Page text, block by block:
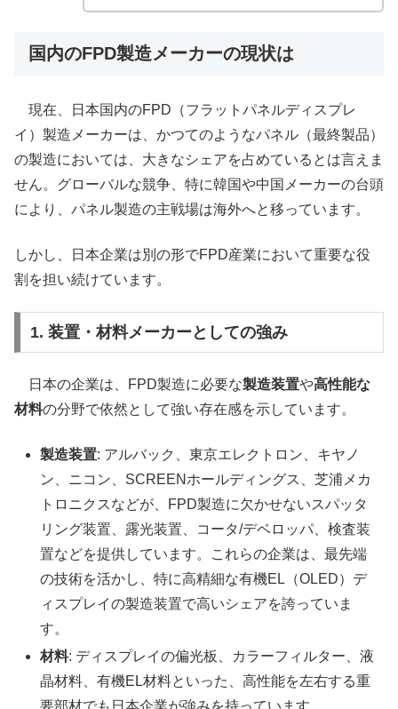
国内のFPD製造メーカーの現状は
現在、日本国内のFPD（フラットパネルディスプレ
イ）製造メーカーは、かつてのようなパネル（最終製品）
の製造においては、大きなシェアを占めているとは言えま
せん。グローバルな競争、特に韓国や中国メーカーの台頭
により、パネル製造の主戦場は海外へと移っています。
しかし、日本企業は別の形でFPD産業において重要な役
割を担い続けています。
1. 装置・材料メーカーとしての強み
日本の企業は、FPD製造に必要な製造装置や高性能な
材料の分野で依然として強い存在感を示しています。
製造装置: アルバック、東京エレクトロン、キヤノ
ン、ニコン、SCREENホールディングス、芝浦メカ
トロニクスなどが、FPD製造に欠かせないスパッタ
リング装置、露光装置、コータ/デベロッパ、検査装
置などを提供しています。これらの企業は、最先端
の技術を活かし、特に高精細な有機EL（OLED）デ
ィスプレイの製造装置で高いシェアを誇っていま
す。
材料: ディスプレイの偏光板、カラーフィルター、液
晶材料、有機EL材料といった、高性能を左右する重
要部材でも日本企業が強みを持っています。